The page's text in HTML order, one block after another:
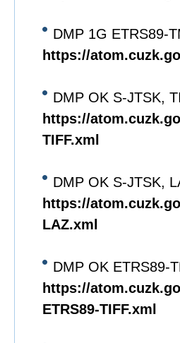
DMP 1G ETRS89-
https://
DMP OK S-JTSK,
https://
TIFF.xml
DMP OK S-JTSK,
https://
LAZ.xml
DMP OK ETRS89-
https://
ETRS89-TIFF.xml